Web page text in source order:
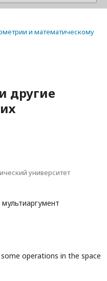
и математическому
другие
университет
operations in the space